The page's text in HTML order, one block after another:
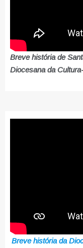
Breve história de
Diocesana da
Breve história da